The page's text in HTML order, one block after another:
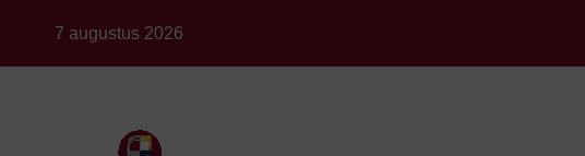
7 augustus 2026